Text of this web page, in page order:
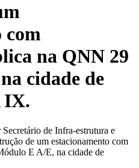
com
na QNN 29
cidade de
IX.
de Infra-estrutura e
de um estacionamento com
E A/E, na cidade de